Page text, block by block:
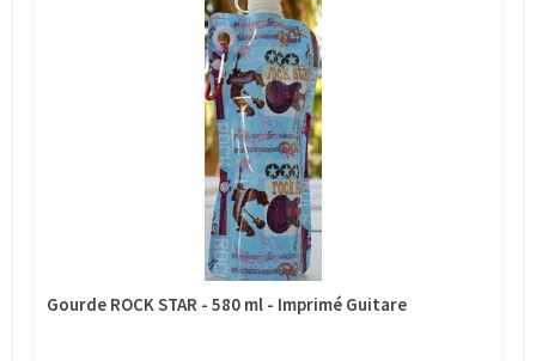
Gourde ROCK STAR - 580 ml - Imprimé Guitare